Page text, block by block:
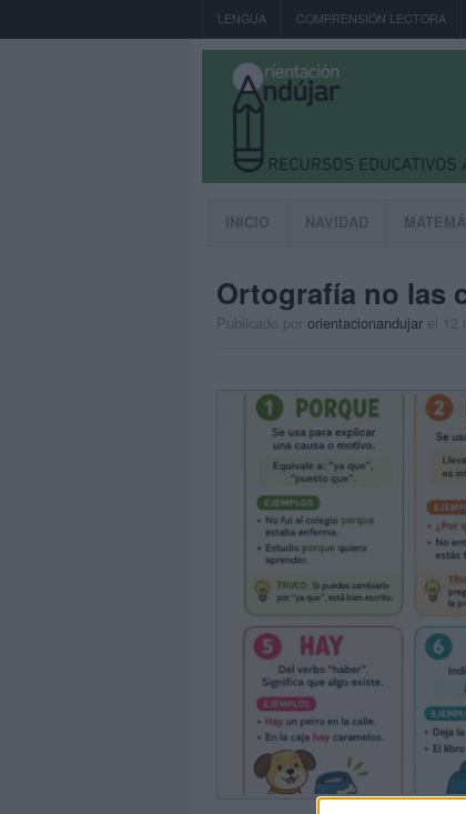
LENGUA COMPRENSIÓN LECTORA
INICIO NAVIDAD
Ortografía no las
Publicado por orientacionandujar el 12